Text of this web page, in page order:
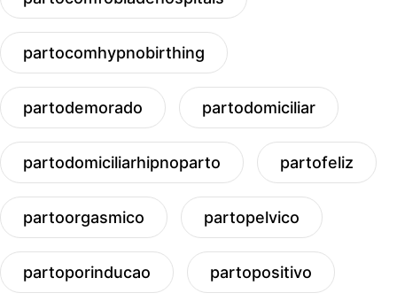
partocomhypnobirthing
partodemorado partodomiciliar
partodomiciliarhipnoparto partofeliz
partoorgasmico partopelvico
partoporinducao partopositivo